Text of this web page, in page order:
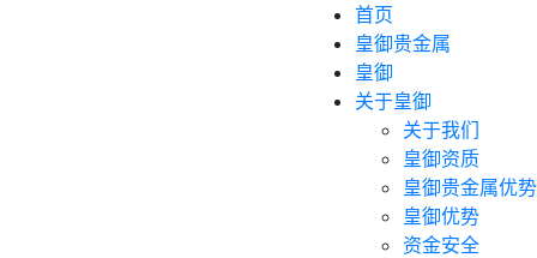
首页
皇御贵金属
皇御
关于皇御
关于我们
皇御资质
皇御贵金属优势
皇御优势
资金安全